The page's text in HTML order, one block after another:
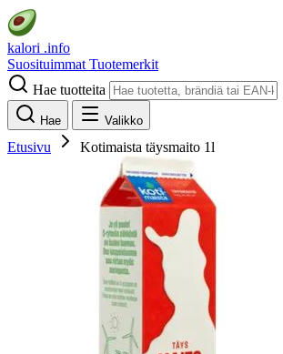
kalori .info
Suosituimmat Tuotemerkit
Hae tuotteita
Hae Valikko
Etusivu Kotimaista täysmaito 1l